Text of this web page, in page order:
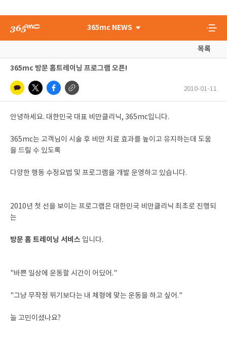
365mc NEWS
목록
365mc 방문 홈트레이닝 프로그램 오픈!
2010-01-11
안녕하세요. 대한민국 대표 비만클리닉, 365mc입니다.
365mc는 고객님이 시술 후 비만 치료 효과를 높이고 유지하는데 도움
을 드릴 수 있도록
다양한 행동 수정요법 및 프로그램을 개발 운영하고 있습니다.
2010년 첫 선을 보이는 프로그램은 대한민국 비만클리닉 최초로 진행되
는
방문 홈 트레이닝 서비스 입니다.
"바쁜 일상에 운동할 시간이 어딨어."
"그냥 무작정 뛰기보다는 내 체형에 맞는 운동을 하고 싶어."
늘 고민이셨나요?